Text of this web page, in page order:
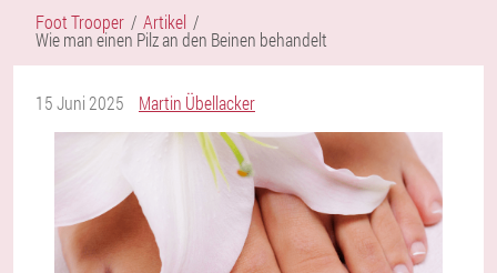
Foot Trooper Artikel
Wie man einen Pilz an den Beinen behandelt
15 Juni 2025 Martin Übellacker